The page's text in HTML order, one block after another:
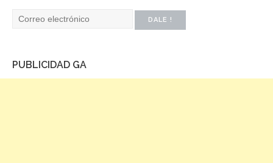
PUBLICIDAD GA